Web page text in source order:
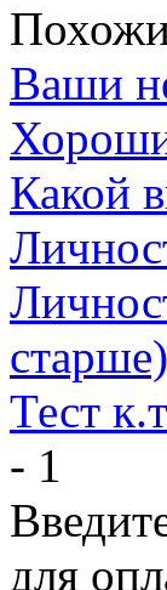
Ваши
Какой
старше)
Тест
- 1
для